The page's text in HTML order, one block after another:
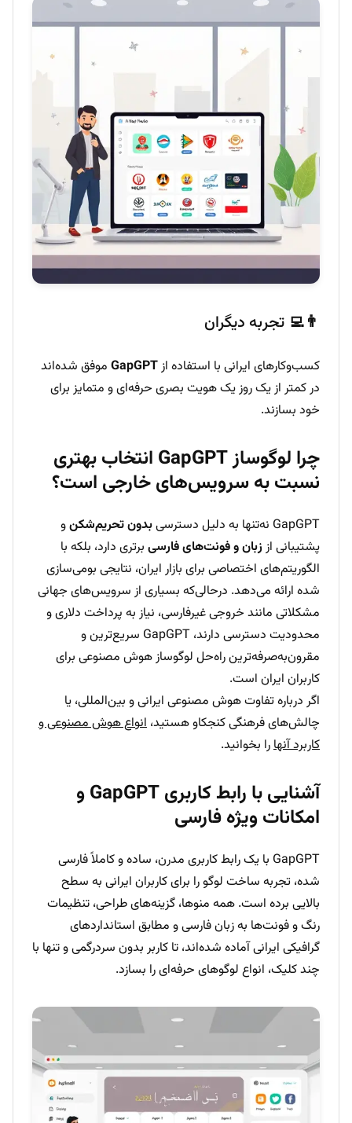
👨‍💻 تجربه دیگران
کسب‌وکارهای ایرانی با استفاده ازGapGPT موفق شده‌اند
در کمتر از یک روز یک هویت بصری حرفه‌ای و متمایز برای
خود بسازند.
چرا لوگوساز GapGPT انتخاب بهتری
نسبت به سرویس‌های خارجی است؟
GapGPT نه‌تنها به دلیل دسترسی بدون تحریم‌شکنو
پشتیبانی اززبان و فونت‌های فارسی برتری دارد، بلکه با
الگوریتم‌های اختصاصی برای بازار ایران، نتایجی بومی‌سازی
شده ارائه می‌دهد. درحالی‌که بسیاری از سرویس‌های جهانی
مشکلاتی مانند خروجی غیرفارسی، نیاز به پرداخت دلاری و
محدودیت دسترسی دارند، GapGPT سریع‌ترین و
مقرون‌به‌صرفه‌ترین راه‌حل لوگوساز هوش مصنوعی برای
کاربران ایران است.
اگر درباره تفاوت هوش مصنوعی ایرانی و بین‌المللی، یا
چالش‌های فرهنگی کنجکاو هستید، انواع هوش مصنوعی و
کاربرد آنهارا بخوانید.
آشنایی با رابط کاربری GapGPT و
امکانات ویژه فارسی
GapGPT با یک رابط کاربری مدرن، ساده و کاملاً فارسی
شده، تجربه ساخت لوگو را برای کاربران ایرانی به سطح
بالایی برده است. همه منوها، گزینه‌های طراحی، تنظیمات
رنگ و فونت‌ها به زبان فارسی و مطابق استانداردهای
گرافیکی ایرانی آماده شده‌اند، تا کاربر بدون سردرگمی و تنها با
چند کلیک، انواع لوگوهای حرفه‌ای را بسازد.